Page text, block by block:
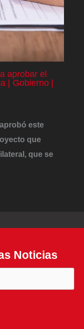
aprobar el
| Gobierno |
este
que
que se
Noticias